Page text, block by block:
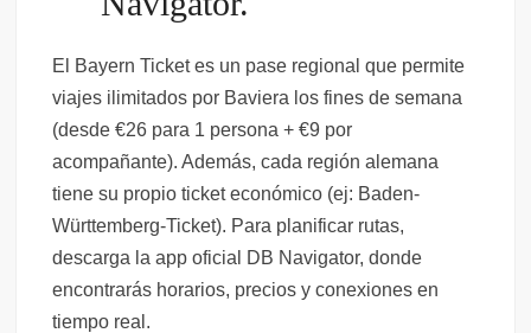
El Bayern Ticket es un pase regional que permite
viajes ilimitados por Baviera los fines de semana
(desde €26 para 1 persona + €9 por
acompañante). Además, cada región alemana
tiene su propio ticket económico (ej: Baden-
Württemberg-Ticket). Para planificar rutas,
descarga la app oficial DB Navigator, donde
encontrarás horarios, precios y conexiones en
tiempo real.